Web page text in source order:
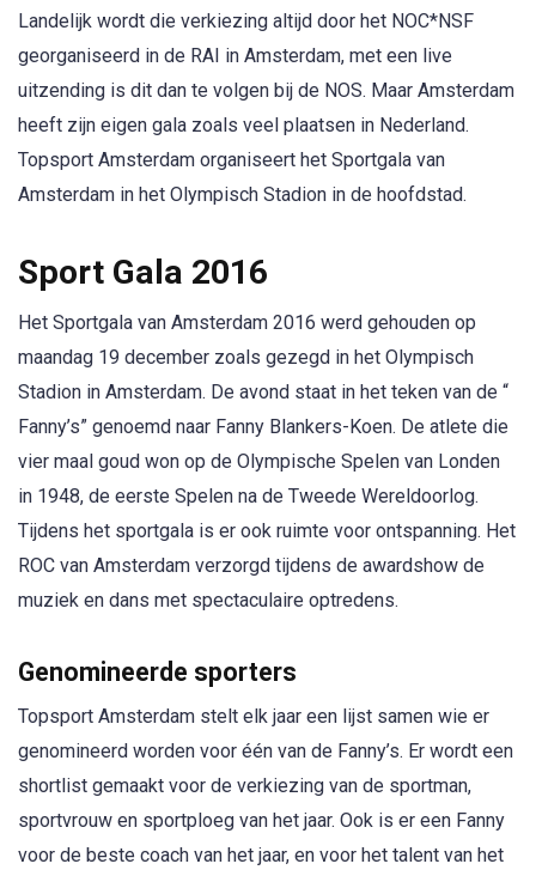
Landelijk wordt die verkiezing altijd door het NOC*NSF
georganiseerd in de RAI in Amsterdam, met een live
uitzending is dit dan te volgen bij de NOS. Maar Amsterdam
heeft zijn eigen gala zoals veel plaatsen in Nederland.
Topsport Amsterdam organiseert het Sportgala van
Amsterdam in het Olympisch Stadion in de hoofdstad.
Sport Gala 2016
Het Sportgala van Amsterdam 2016 werd gehouden op
maandag 19 december zoals gezegd in het Olympisch
Stadion in Amsterdam. De avond staat in het teken van de “
Fanny’s” genoemd naar Fanny Blankers-Koen. De atlete die
vier maal goud won op de Olympische Spelen van Londen
in 1948, de eerste Spelen na de Tweede Wereldoorlog.
Tijdens het sportgala is er ook ruimte voor ontspanning. Het
ROC van Amsterdam verzorgd tijdens de awardshow de
muziek en dans met spectaculaire optredens.
Genomineerde sporters
Topsport Amsterdam stelt elk jaar een lijst samen wie er
genomineerd worden voor één van de Fanny’s. Er wordt een
shortlist gemaakt voor de verkiezing van de sportman,
sportvrouw en sportploeg van het jaar. Ook is er een Fanny
voor de beste coach van het jaar, en voor het talent van het